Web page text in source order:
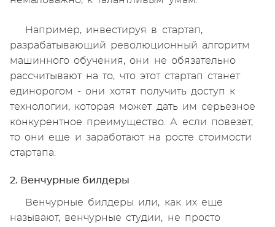
Например, инвестируя в стартап,
разрабатывающий революционный алгоритм
машинного обучения, они не обязательно
рассчитывают на то, что этот стартап станет
единорогом - они хотят получить доступ к
технологии, которая может дать им серьезное
конкурентное преимущество. А если повезет,
то они еще и заработают на росте стоимости
стартапа.
2. Венчурные билдеры
Венчурные билдеры или, как их еще
называют, венчурные студии, не просто